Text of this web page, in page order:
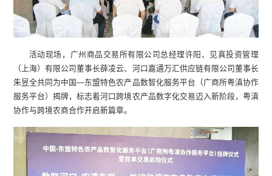
活动现场，广州商品交易所有限公司总经理许阳、见真投资管理
（上海）有限公司董事长薛凌云、河口嘉通万汇供应链有限公司董事长
朱昱全共同为中国—东盟特色农产品数智化服务平台（广商所粤滇协作
服务平台）揭牌，标志着河口跨境农产品数字化交易迈入新阶段，粤滇
协作与跨境农商合作开启新篇章。